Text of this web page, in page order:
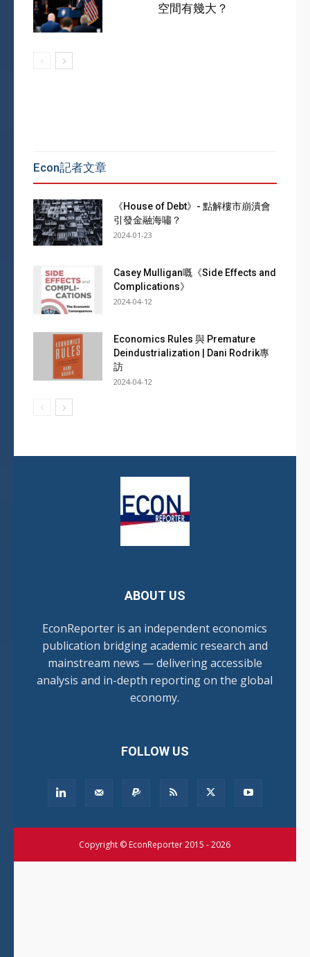
空間有幾大？
Econ記者文章
《House of Debt》- 點解樓市崩潰會
引發金融海嘯？
2024-01-23
Casey Mulligan嘅《Side Effects and
Complications》
2024-04-12
Economics Rules 與 Premature
Deindustrialization | Dani Rodrik專
訪
2024-04-12
ABOUT US
EconReporter is an independent economics
publication bridging academic research and
mainstream news — delivering accessible
analysis and in-depth reporting on the global
economy.
FOLLOW US
Copyright © EconReporter 2015 - 2026